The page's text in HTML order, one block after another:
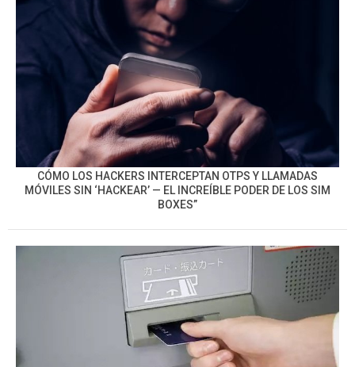
CÓMO LOS HACKERS INTERCEPTAN OTPS Y LLAMADAS
MÓVILES SIN ‘HACKEAR’ — EL INCREÍBLE PODER DE LOS SIM
BOXES”